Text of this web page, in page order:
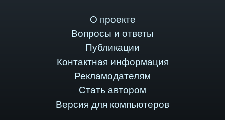
О проекте
Вопросы и ответы
Публикации
Контактная информация
Рекламодателям
Стать автором
Версия для компьютеров